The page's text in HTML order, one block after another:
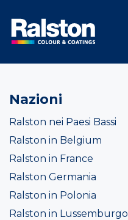
Nazioni
Ralston nei Paesi Bassi
Ralston in Belgium
Ralston in France
Ralston Germania
Ralston in Polonia
Ralston in Lussemburgo